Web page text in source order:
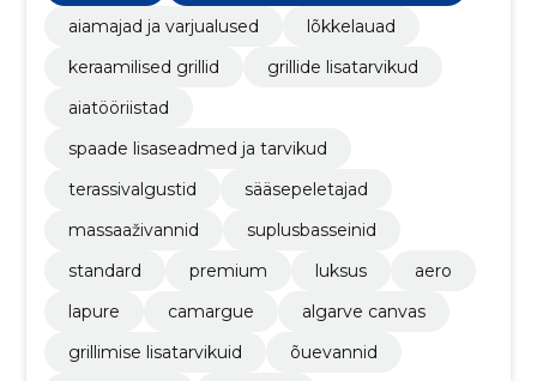
aiamajad ja varjualused
lõkkelauad
keraamilised grillid
grillide lisatarvikud
aiatööriistad
spaade lisaseadmed ja tarvikud
terassivalgustid
sääsepeletajad
massaaživannid
suplusbasseinid
standard
premium luksus
aero
lapure
camargue
algarve canvas
grillimise lisatarvikuid
õuevannid